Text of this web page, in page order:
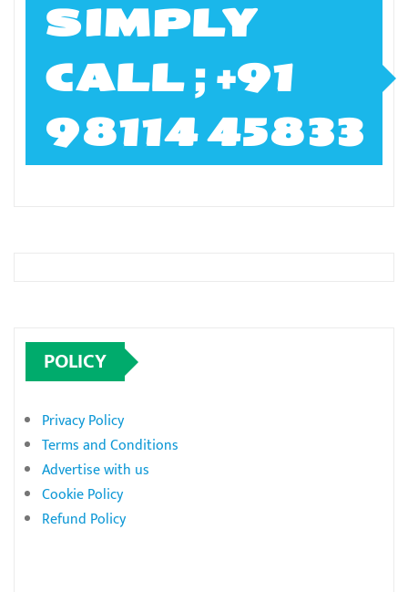
SIMPLY
CALL ; +91
98114 45833
POLICY
Privacy Policy
Terms and Conditions
Advertise with us
Cookie Policy
Refund Policy